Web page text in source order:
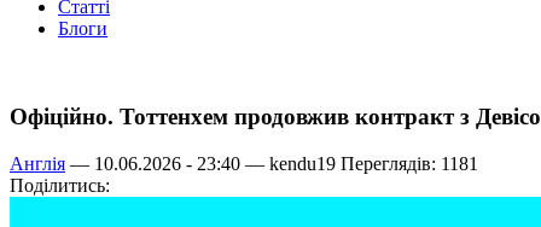
Статті
Блоги
Офіційно. Тоттенхем продовжив контракт з
Англія — 10.06.2026 - 23:40 — kendu19 Переглядів: 1181
Поділитись: